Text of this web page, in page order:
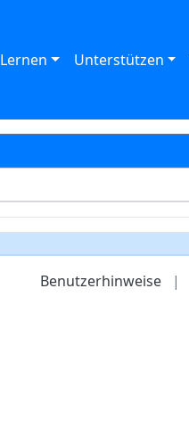
Lernen Unterstützen
Benutzerhinweise |